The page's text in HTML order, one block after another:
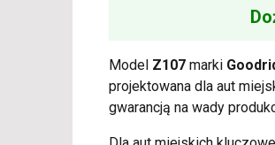
Model Z107 marki
projektowana dla aut
gwarancją na wady